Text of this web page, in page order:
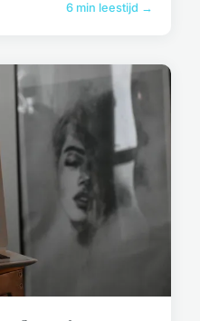
6 min leestijd →